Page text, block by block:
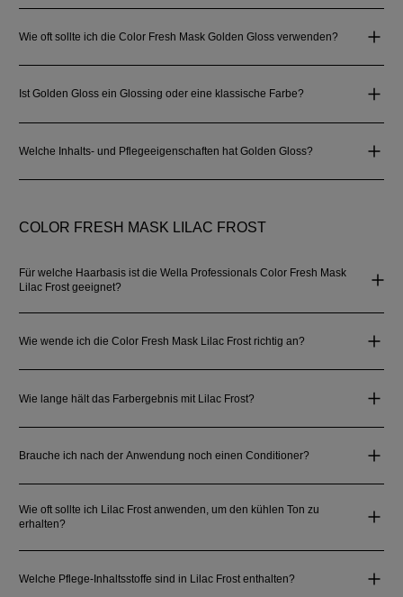
Wie oft sollte ich die Color Fresh Mask Golden Gloss verwenden?
Ist Golden Gloss ein Glossing oder eine klassische Farbe?
Welche Inhalts‑ und Pflegeeigenschaften hat Golden Gloss?
COLOR FRESH MASK LILAC FROST
Für welche Haarbasis ist die Wella Professionals Color Fresh Mask
Lilac Frost geeignet?
Wie wende ich die Color Fresh Mask Lilac Frost richtig an?
Wie lange hält das Farbergebnis mit Lilac Frost?
Brauche ich nach der Anwendung noch einen Conditioner?
Wie oft sollte ich Lilac Frost anwenden, um den kühlen Ton zu
erhalten?
Welche Pflege-Inhaltsstoffe sind in Lilac Frost enthalten?